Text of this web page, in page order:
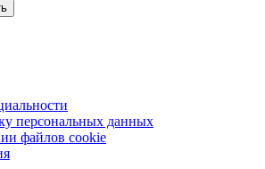
персональных данных
файлов cookie